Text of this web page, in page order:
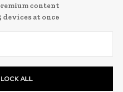
content
devices at once
ALL